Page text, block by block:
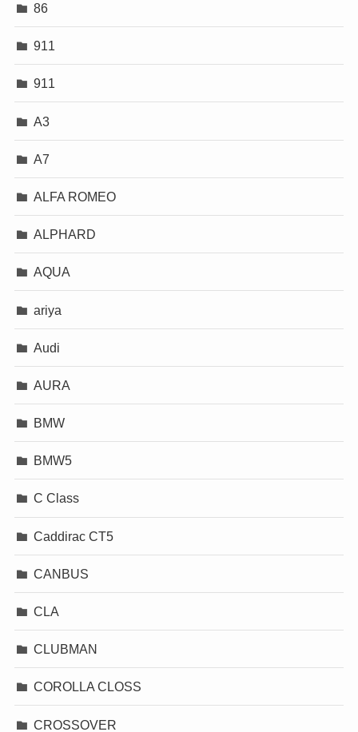
86
911
911
A3
A7
ALFA ROMEO
ALPHARD
AQUA
ariya
Audi
AURA
BMW
BMW5
C Class
Caddirac CT5
CANBUS
CLA
CLUBMAN
COROLLA CLOSS
CROSSOVER